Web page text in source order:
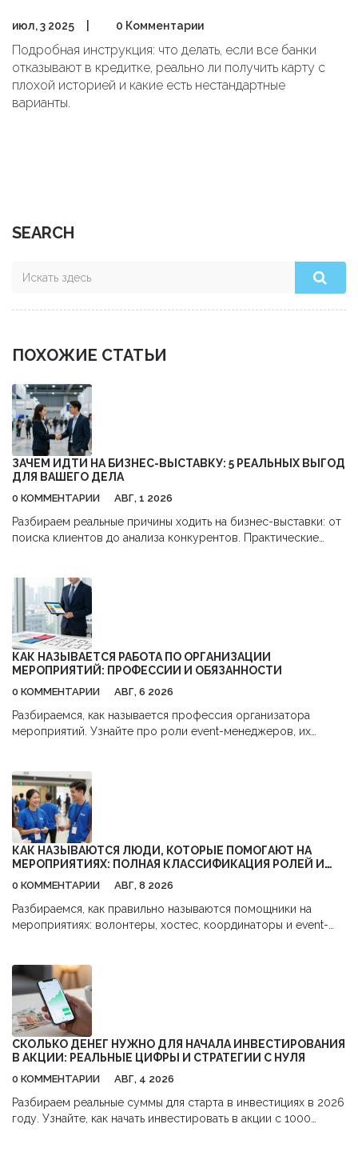
июл, 3 2025 0 Комментарии
Подробная инструкция: что делать, если все банки
отказывают в кредитке, реально ли получить карту с
плохой историей и какие есть нестандартные
варианты.
SEARCH
ПОХОЖИЕ СТАТЬИ
ЗАЧЕМ ИДТИ НА БИЗНЕС-ВЫСТАВКУ: 5 РЕАЛЬНЫХ ВЫГОД
ДЛЯ ВАШЕГО ДЕЛА
0 КОММЕНТАРИИ АВГ, 1 2026
Разбираем реальные причины ходить на бизнес-выставки: от
поиска клиентов до анализа конкурентов. Практические
КАК НАЗЫВАЕТСЯ РАБОТА ПО ОРГАНИЗАЦИИ
МЕРОПРИЯТИЙ: ПРОФЕССИИ И ОБЯЗАННОСТИ
0 КОММЕНТАРИИ АВГ, 6 2026
Разбираемся, как называется профессия организатора
мероприятий. Узнайте про роли event-менеджеров, их
КАК НАЗЫВАЮТСЯ ЛЮДИ, КОТОРЫЕ ПОМОГАЮТ НА
МЕРОПРИЯТИЯХ: ПОЛНАЯ КЛАССИФИКАЦИЯ РОЛЕЙ И
0 КОММЕНТАРИИ АВГ, 8 2026
Разбираемся, как правильно называются помощники на
мероприятиях: волонтеры, хостес, координаторы и event-
СКОЛЬКО ДЕНЕГ НУЖНО ДЛЯ НАЧАЛА ИНВЕСТИРОВАНИЯ
В АКЦИИ: РЕАЛЬНЫЕ ЦИФРЫ И СТРАТЕГИИ С НУЛЯ
0 КОММЕНТАРИИ АВГ, 4 2026
Разбираем реальные суммы для старта в инвестициях в 2026
году. Узнайте, как начать инвестировать в акции с 1000